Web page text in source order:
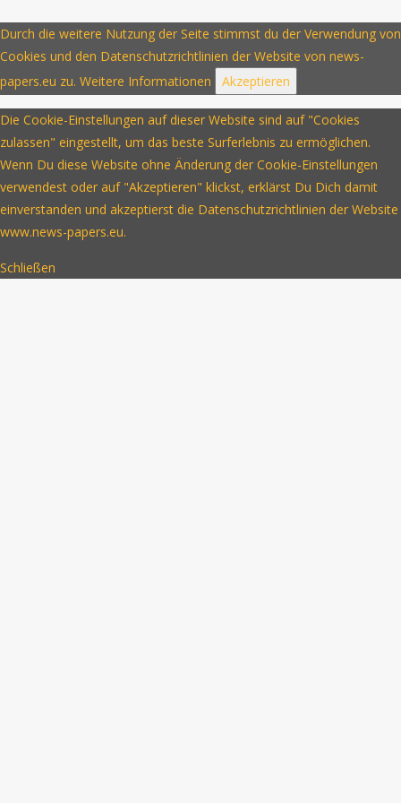
Durch die weitere Nutzung der Seite stimmst du der Verwendung von
Cookies und den Datenschutzrichtlinien der Website von news-
papers.eu zu. Weitere Informationen Akzeptieren
Die Cookie-Einstellungen auf dieser Website sind auf "Cookies
zulassen" eingestellt, um das beste Surferlebnis zu ermöglichen.
Wenn Du diese Website ohne Änderung der Cookie-Einstellungen
verwendest oder auf "Akzeptieren" klickst, erklärst Du Dich damit
einverstanden und akzeptierst die Datenschutzrichtlinien der Website
www.news-papers.eu.
Schließen